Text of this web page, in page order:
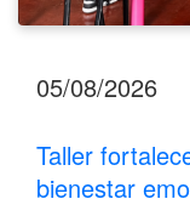
05/08/2026
Taller
bienestar